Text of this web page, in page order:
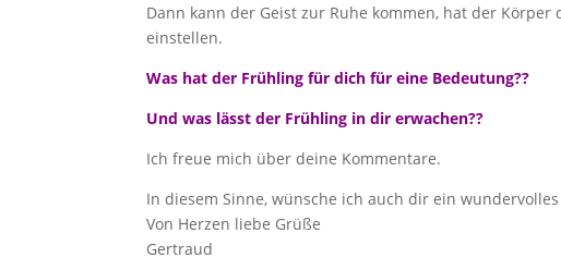
Dann kann der Geist zur Ruhe kommen, hat der
einstellen.
Was hat der Frühling für dich für eine Bedeutung??
Und was lässt der Frühling in dir erwachen??
Ich freue mich über deine Kommentare.
In diesem Sinne, wünsche ich auch dir ein wundervolles
Von Herzen liebe Grüße
Gertraud